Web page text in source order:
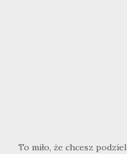
To miło, że chcesz